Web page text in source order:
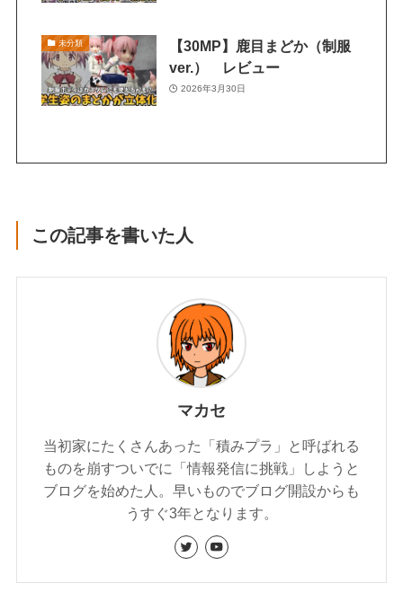
未分類
【30MP】鹿目まどか（制服
ver.） レビュー
2026年3月30日
この記事を書いた人
マカセ
当初家にたくさんあった「積みプラ」と呼ばれる
ものを崩すついでに「情報発信に挑戦」しようと
ブログを始めた人。早いものでブログ開設からも
うすぐ3年となります。